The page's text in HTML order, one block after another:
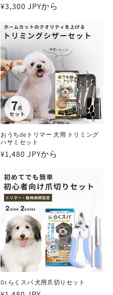
通
価
格
¥3,300 JPYから
おうちdeトリマー 犬用 トリミング
ハサミセット
通
価
格
¥1,480 JPYから
Dr.らくスパ 犬用爪切りセット